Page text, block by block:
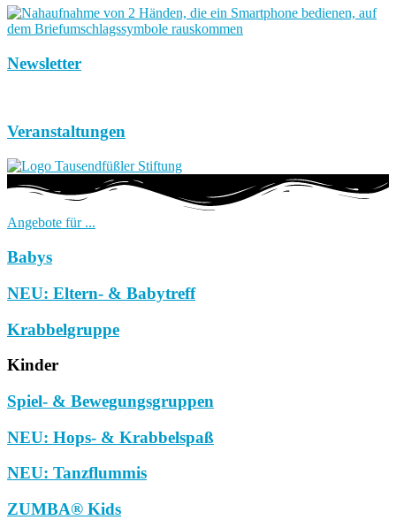
Newsletter
Veranstaltungen
Angebote für ...
Babys
NEU: Eltern- & Babytreff
Krabbelgruppe
Kinder
Spiel- & Bewegungsgruppen
NEU: Hops- & Krabbelspaß
NEU: Tanzflummis
ZUMBA® Kids